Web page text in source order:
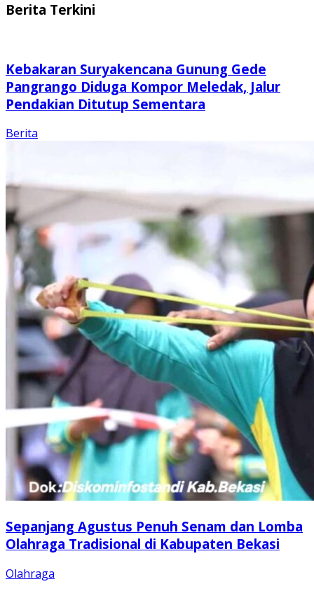
Berita Terkini
Kebakaran Suryakencana Gunung Gede
Pangrango Diduga Kompor Meledak, Jalur
Pendakian Ditutup Sementara
Berita
Sepanjang Agustus Penuh Senam dan Lomba
Olahraga Tradisional di Kabupaten Bekasi
Olahraga